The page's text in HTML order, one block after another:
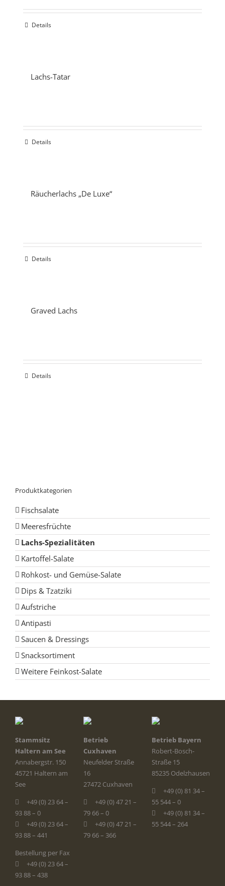
Details
Lachs-Tatar
Details
Räucherlachs „De Luxe“
Details
Graved Lachs
Details
Produktkategorien
Fischsalate
Meeresfrüchte
Lachs-Spezialitäten
Kartoffel-Salate
Rohkost- und Gemüse-Salate
Dips & Tzatziki
Aufstriche
Antipasti
Saucen & Dressings
Snacksortiment
Weitere Feinkost-Salate
Stammsitz
Haltern am See
Annabergstr. 150
45721 Haltern am
See
+49 (0) 23 64 –
93 88 – 0
+49 (0) 23 64 –
93 88 – 441
Bestellung per Fax
+49 (0) 23 64 –
93 88 – 438
Betrieb
Cuxhaven
Neufelder Straße
16
27472 Cuxhaven
+49 (0) 47 21 –
79 66 – 0
+49 (0) 47 21 –
79 66 – 366
Betrieb Bayern
Robert-Bosch-
Straße 15
85235 Odelzhausen
+49 (0) 81 34 –
55 544 – 0
+49 (0) 81 34 –
55 544 – 264